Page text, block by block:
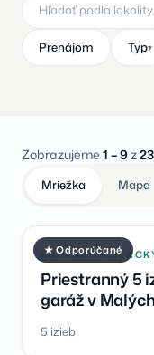
Prenájom Typ▾
Zobrazujeme 1 – 9 z
Mriežka Mapa
★ Odporúčané
PREDAJ ·
Priestranný 5
garáž v
5 izieb